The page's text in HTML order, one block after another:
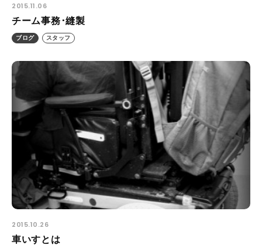
2015.11.06
チーム事務･縫製
ブログ スタッフ
2015.10.26
車いすとは